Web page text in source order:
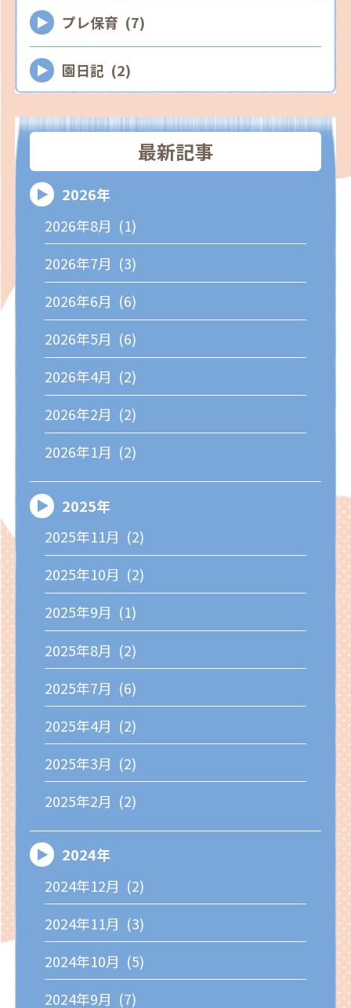
プレ保育 (7)
園日記 (2)
最新記事
2026年
2026年8月 (1)
2026年7月 (3)
2026年6月 (6)
2026年5月 (6)
2026年4月 (2)
2026年2月 (2)
2026年1月 (2)
2025年
2025年11月 (2)
2025年10月 (2)
2025年9月 (1)
2025年8月 (2)
2025年7月 (6)
2025年4月 (2)
2025年3月 (2)
2025年2月 (2)
2024年
2024年12月 (2)
2024年11月 (3)
2024年10月 (5)
2024年9月 (7)